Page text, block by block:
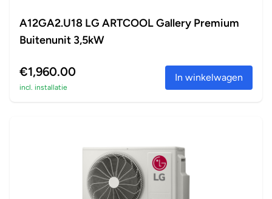
A12GA2.U18 LG ARTCOOL Gallery Premium
Buitenunit 3,5kW
€1,960.00
incl. installatie
In winkelwagen